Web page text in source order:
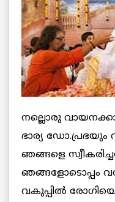
നല്ലൊരു
ഭാര്യ
ഞങ്ങളെ
ഞങ്ങളോടൊപ്പം
വകുപ്പില്‍